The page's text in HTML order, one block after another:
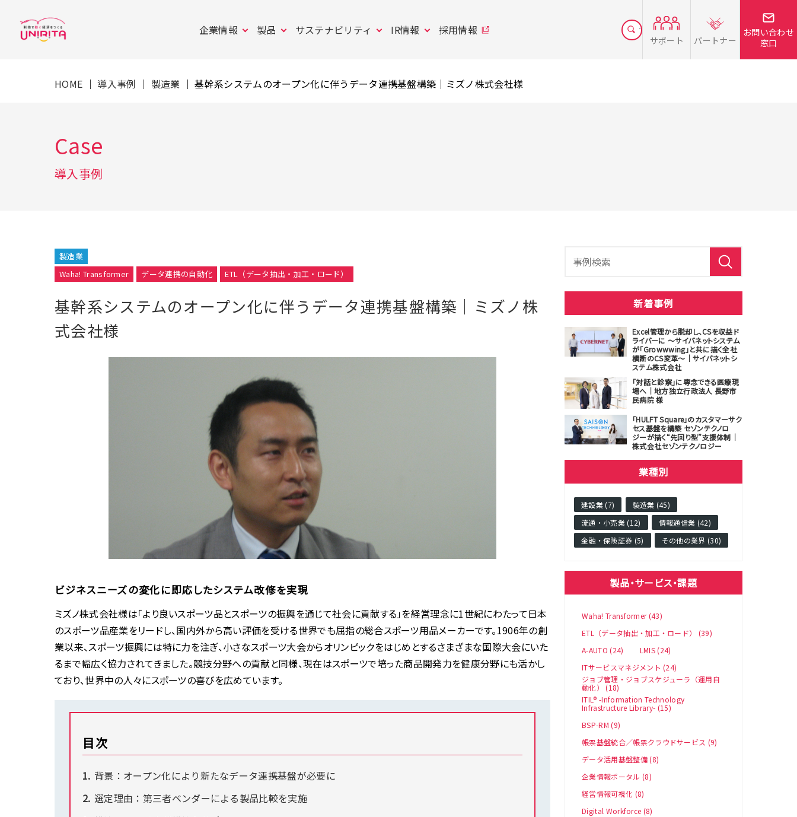
企業情報 製品 サステナビリティ IR情報 採用情報
サポート パートナー
お問い合わせ
窓口
HOME ｜導入事例 ｜ 製造業 ｜ 基幹系システムのオープン化に伴うデータ連携基盤構築｜ミズノ株式会社様
Case
導入事例
製造業
Waha! Transformer
データ連携の自動化 ETL（データ抽出・加工・ロード）
基幹系システムのオープン化に伴うデータ連携基盤構築｜ミズノ株
式会社様
ビジネスニーズの変化に即応したシステム改修を実現
ミズノ株式会社様は「より良いスポーツ品とスポーツの振興を通じて社会に貢献する」を経営理念に1世紀にわたって日本
のスポーツ品産業をリードし、国内外から高い評価を受ける世界でも屈指の総合スポーツ用品メーカーです。1906年の創
業以来、スポーツ振興には特に力を注ぎ、小さなスポーツ大会からオリンピックをはじめとするさまざまな国際大会にいた
るまで幅広く協力されてきました。競技分野への貢献と同様、現在はスポーツで培った商品開発力を健康分野にも活かし
ており、世界中の人々にスポーツの喜びを広めています。
目次
背景：オープン化により新たなデータ連携基盤が必要に
選定理由：第三者ベンダーによる製品比較を実施
新着事例
Excel管理から脱却し、CSを収益ド
ライバーに ～サイバネットシステム
が「Growwwing」と共に描く全社
横断のCS変革～｜サイバネットシ
ステム株式会社
「対話と診察」に専念できる医療現
場へ｜地方独立行政法人 長野市
民病院 様
「HULFT Square」のカスタマーサク
セス基盤を構築 セゾンテクノロ
ジーが描く“先回り型”支援体制｜
株式会社セゾンテクノロジー
業種別
建設業 (7)
製造業 (45)
流通・小売業 (12)
情報通信業 (42)
金融・保険証券 (5)
その他の業界 (30)
製品・サービス・課題
Waha! Transformer (43)
ETL（データ抽出・加工・ロード） (39)
A-AUTO (24)
LMIS (24)
ITサービスマネジメント (24)
ジョブ管理・ジョブスケジューラ（運用自
動化） (18)
ITIL® -Information Technology
Infrastructure Library- (15)
BSP-RM (9)
帳票基盤統合／帳票クラウドサービス (9)
データ活用基盤整備 (8)
企業情報ポータル (8)
経営情報可視化 (8)
Digital Workforce (8)